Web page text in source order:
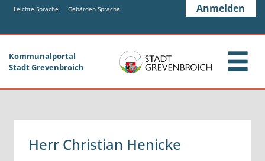
Zum Hauptinhalt springen
Zum Header
Zum Hauptinhalt
Zum Footer
Leichte Sprache Gebärden Sprache Anmelden
Kommunalportal
Stadt Grevenbroich
Herr Christian Henicke